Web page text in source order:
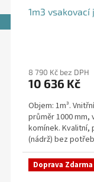
1m3 vsakovací
produktu
je
z
5
hvězdiček.
8 790 Kč bez DPH
10 636 Kč
Objem: 1m³.
průměr 1000 mm,
komínek. Kvalitní,
(nádrž) bez
přítoku a odtoku
Doprava Zdarma